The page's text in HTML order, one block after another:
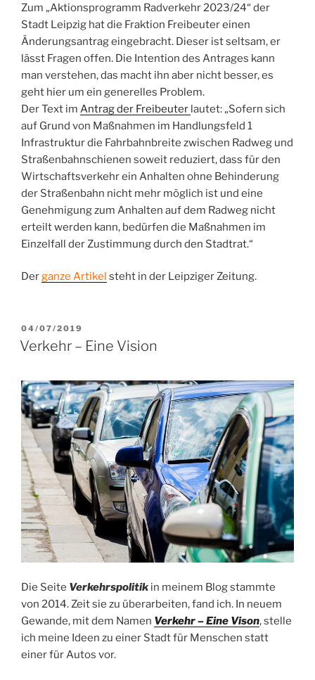
Zum „Aktionsprogramm Radverkehr 2023/24“ der
Stadt Leipzig hat die Fraktion Freibeuter einen
Änderungsantrag eingebracht. Dieser ist seltsam, er
lässt Fragen offen. Die Intention des Antrages kann
man verstehen, das macht ihn aber nicht besser, es
geht hier um ein generelles Problem.
Der Text im Antrag der Freibeuter lautet: „Sofern sich
auf Grund von Maßnahmen im Handlungsfeld 1
Infrastruktur die Fahrbahnbreite zwischen Radweg und
Straßenbahnschienen soweit reduziert, dass für den
Wirtschaftsverkehr ein Anhalten ohne Behinderung
der Straßenbahn nicht mehr möglich ist und eine
Genehmigung zum Anhalten auf dem Radweg nicht
erteilt werden kann, bedürfen die Maßnahmen im
Einzelfall der Zustimmung durch den Stadtrat.“
Derganze Artikel steht in der Leipziger Zeitung.
VERÖFFENTLICHT
AM
04/07/2019
Verkehr – Eine Vision
Die Seite Verkehrspolitik in meinem Blog stammte
von 2014. Zeit sie zu überarbeiten, fand ich. In neuem
Gewande, mit dem Namen Verkehr – Eine Vison, stelle
ich meine Ideen zu einer Stadt für Menschen statt
einer für Autos vor.